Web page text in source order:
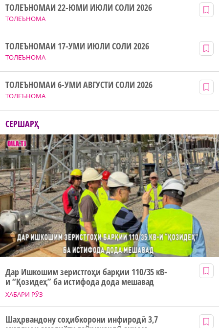
ТОЛЕЪНОМА
ТОЛЕЪНОМАИ 22-ЮМИ ИЮЛИ СОЛИ 2026
ТОЛЕЪНОМА
ТОЛЕЪНОМАИ 17-УМИ ИЮЛИ СОЛИ 2026
ТОЛЕЪНОМА
ТОЛЕЪНОМАИ 6-УМИ АВГУСТИ СОЛИ 2026
СЕРШАРҲ
ХАБАРИ РӮЗ
Дар Ишкошим зеристгоҳи барқии 110/35 кВ-
и “Қозидеҳ” ба истифода дода мешавад
Шаҳрвандону соҳибкорони инфиродӣ 3,7